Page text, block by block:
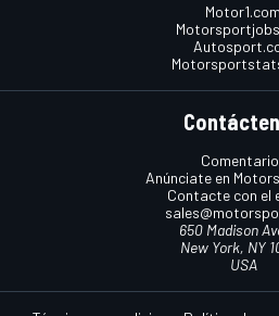
Motor1.com
Anúnciate en
Contacte con el
650 Madison
New York, NY
USA